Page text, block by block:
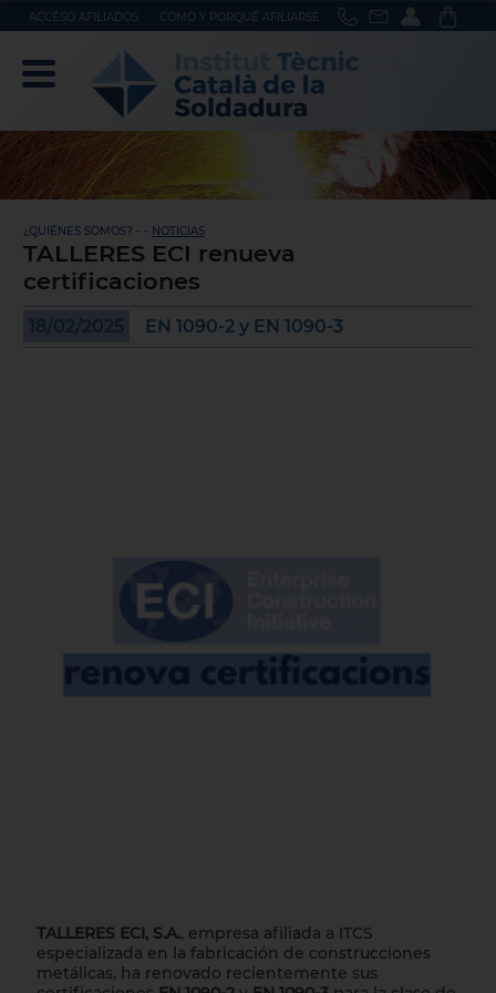
ACCÉSO AFILIADOS CÓMO Y PORQUÉ AFILIARSE
¿QUIÉNES SOMOS? - - NOTICIAS
TALLERES ECI renueva
certificaciones
18/02/2025 EN 1090-2 y EN 1090-3
TALLERES ECI, S.A., empresa afiliada a ITCS
especializada en la fabricación de construcciones
metálicas, ha renovado recientemente sus